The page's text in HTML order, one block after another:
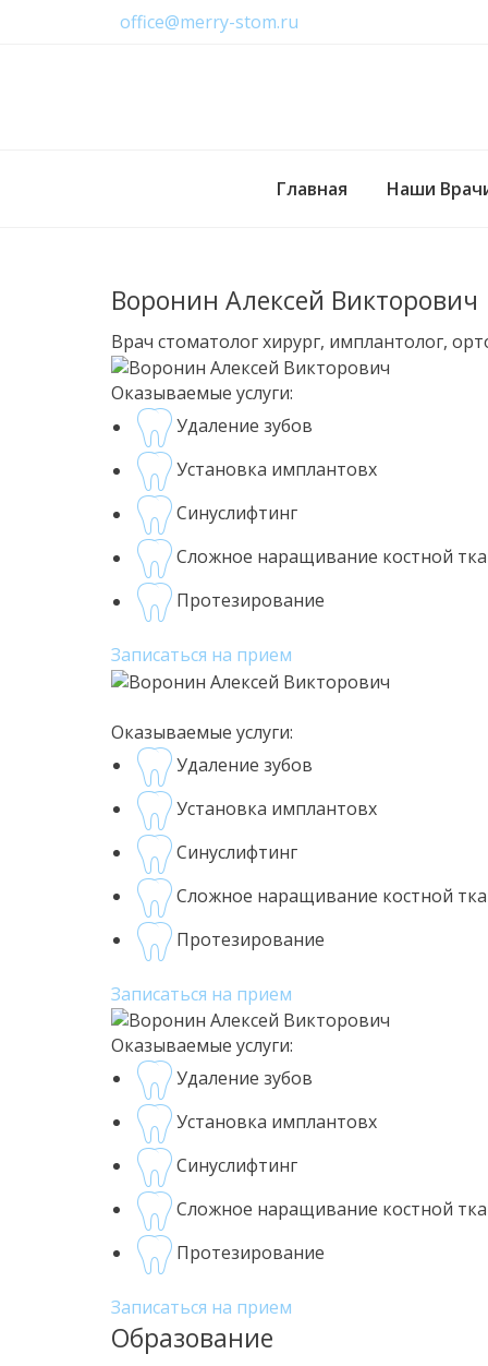
office@merry-stom.ru
Главная Наши
Воронин Алексей Викторович
Врач стоматолог хирург, имплантолог,
Оказываемые услуги:
Удаление зубов
Установка имплантовх
Синуслифтинг
Сложное наращивание костной
Протезирование
Записаться на прием
Оказываемые услуги:
Удаление зубов
Установка имплантовх
Синуслифтинг
Сложное наращивание костной
Протезирование
Записаться на прием
Оказываемые услуги:
Удаление зубов
Установка имплантовх
Синуслифтинг
Сложное наращивание костной
Протезирование
Записаться на прием
Образование